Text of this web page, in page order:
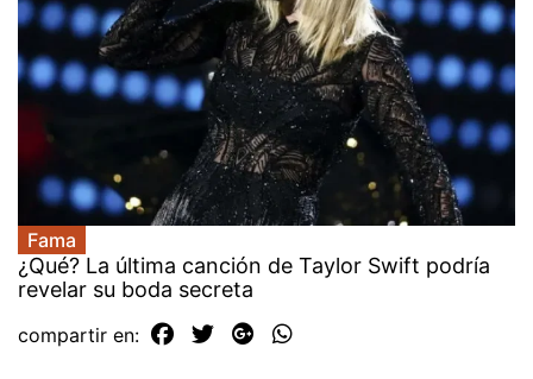
Fama
¿Qué? La última canción de Taylor Swift podría
revelar su boda secreta
compartir en: